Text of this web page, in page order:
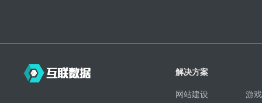
解决方案
网站建设 游